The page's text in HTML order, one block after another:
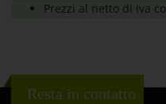
Prezzi al netto di iva
Resta in contatto